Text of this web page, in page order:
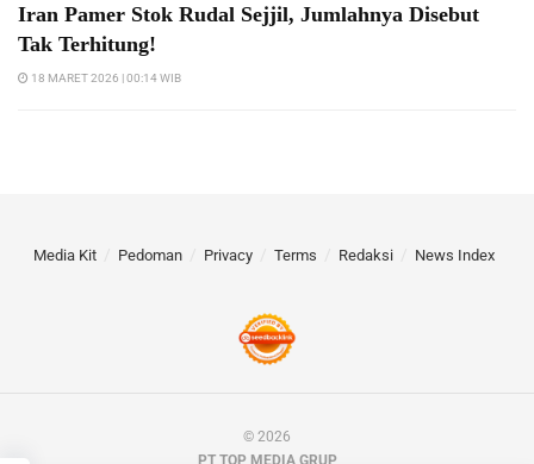
Iran Pamer Stok Rudal Sejjil, Jumlahnya Disebut
Tak Terhitung!
18 MARET 2026 | 00:14 WIB
Media Kit Pedoman Privacy Terms Redaksi News Index
© 2026
PT TOP MEDIA GRUP